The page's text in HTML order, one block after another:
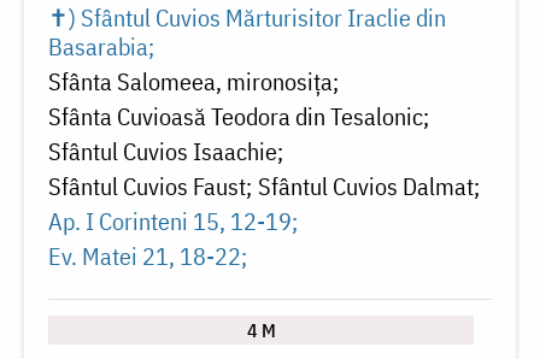
✝) Sfântul Cuvios Mărturisitor Iraclie din
Basarabia
Sfânta Salomeea, mironosița
Sfânta Cuvioasă Teodora din Tesalonic
Sfântul Cuvios Isaachie
Sfântul Cuvios Faust Sfântul Cuvios Dalmat
Ap. I Corinteni 15, 12-19
Ev. Matei 21, 18-22
4 M